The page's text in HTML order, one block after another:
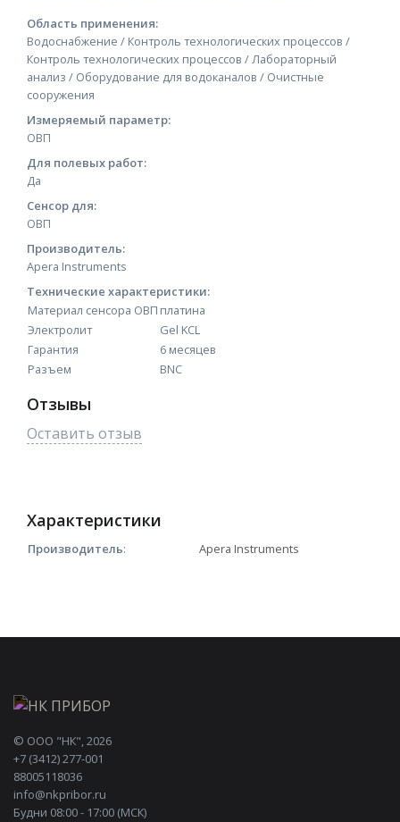
Область применения:
Водоснабжение / Контроль технологических процессов /
Контроль технологических процессов / Лабораторный
анализ / Оборудование для водоканалов / Очистные
сооружения
Измеряемый параметр:
ОВП
Для полевых работ:
Да
Сенсор для:
ОВП
Производитель:
Apera Instruments
Технические характеристики:
Материал сенсора ОВП платина
Электролит
Gel KCL
Гарантия
6 месяцев
Разъем
BNC
Отзывы
Оставить отзыв
Характеристики
Производитель: Apera Instruments
© ООО "НК", 2026
+7 (3412) 277-001
88005118036
info@nkpribor.ru
Будни 08:00 - 17:00 (МСК)